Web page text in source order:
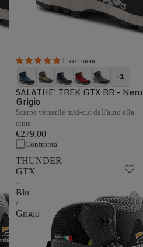
1 recensione
+1
SALATHE' TREK GTX RR - Nero
Grigio
Scarpa versatile mid-cut dall'auto alla
cima
€279,00
Confronta
THUNDER
GTX
-
Blu
/
Grigio